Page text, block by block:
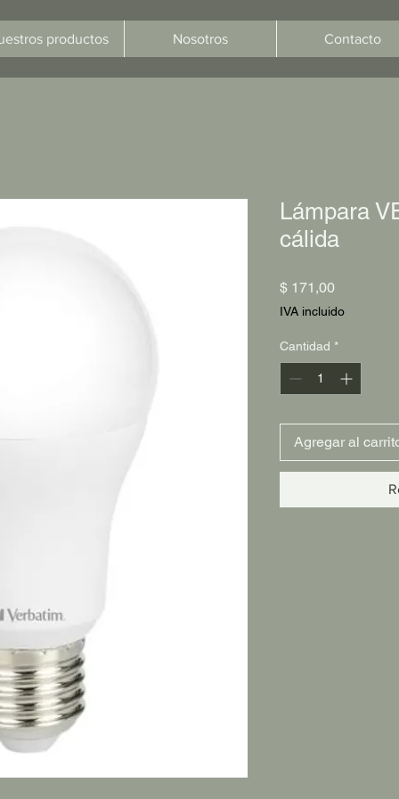
productos Nosotros Contacto
Lámpara
cálida
$ 171,00Precio
IVA incluido
Cantidad *
Agregar al